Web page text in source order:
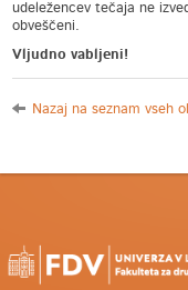
udeležencev tečaja ne
obveščeni.
Vljudno vabljeni!
Nazaj na seznam vseh